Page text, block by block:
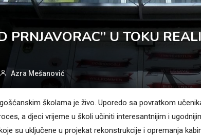
PRNJAVORAC” U TOKU
Azra Mešanović
školama je živo. Uporedo sa povratkom
a djeci vrijeme u školi učiniti interesantnijim i
su uključene u projekat rekonstrukcije i opremanja